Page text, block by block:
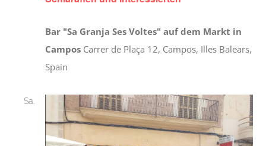
Bar "Sa Granja Ses Voltes" auf dem Markt in
Campos Carrer de Plaça 12, Campos, Illes Balears,
Spain
Sa.